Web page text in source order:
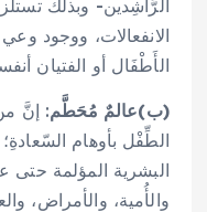
الرَّاشِدين- وبذلك
الانفعالات، ووجود
الأَطْفَال أو الفتيان
(ب)عالمٌ مُحَطَّم: إنَّ
الطِّفْل بأوهام
البشرية المؤلمة حتى
والأُمية، والأمراض،